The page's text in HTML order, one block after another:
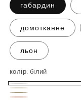
габардин
домотканне
льон
колір: білий
білий
молочний